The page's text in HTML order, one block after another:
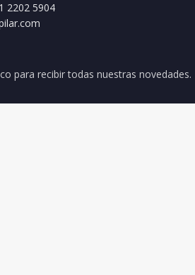
2202 5904
para recibir todas nuestras novedades.